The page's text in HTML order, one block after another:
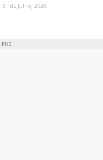
31 de Julho, 2026
PUB